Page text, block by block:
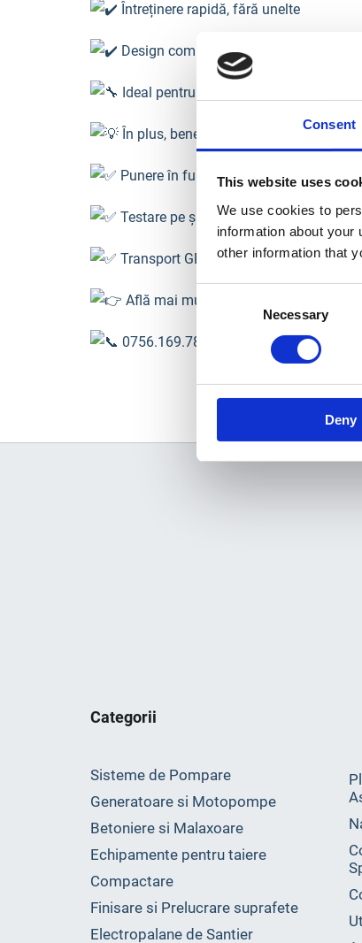
Consent
This website uses
We use cookies to
information about
other information that
Necessary
Deny
Întreținere rapidă, fără unelte
Design compact, ușor de manevrat pe
Ideal pentru o gamă largă de
În plus, beneficiezi de:
Punere în funcțiune & instructaj
Testare pe șantier
Transport GRATUIT
Află mai multe:
0756.169.788
Categorii
Sisteme de Pompare
Generatoare si Motopompe
Betoniere si Malaxoare
Echipamente pentru taiere
Compactare
Finisare si Prelucrare suprafete
Electropalane de Santier